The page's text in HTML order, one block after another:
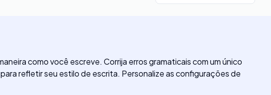
como você escreve. Corrija erros gramaticais com um único
refletir seu estilo de escrita. Personalize as configurações de